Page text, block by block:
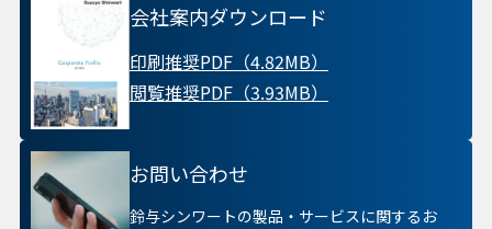
会社案内ダウンロード
印刷推奨PDF（4.82MB）
閲覧推奨PDF（3.93MB）
お問い合わせ
鈴与シンワートの製品・サービスに関するお